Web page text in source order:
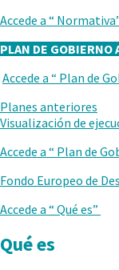
Accede a “ Normativa
PLAN DE GOBIERNO
VUELVE
AL
NIVEL
ANTERIOR
Accede a “ Plan de
Planes anteriores
Visualización de
Accede a “ Plan de
Fondo Europeo de
Accede a “ Qué es”
Qué es